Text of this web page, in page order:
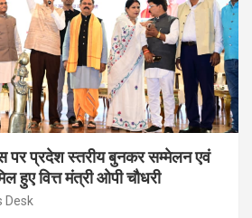
पर प्रदेश स्तरीय बुनकर सम्मेलन एवं
हुए वित्त मंत्री ओपी चौधरी
Desk